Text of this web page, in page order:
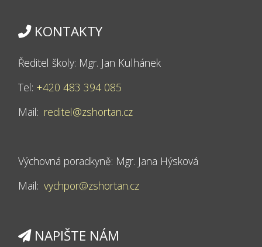
KONTAKTY
Ředitel školy: Mgr. Jan Kulhánek
Tel: +420 483 394 085
Mail: reditel@zshortan.cz
Výchovná poradkyně: Mgr. Jana Hýsková
Mail: vychpor@zshortan.cz
NAPIŠTE NÁM